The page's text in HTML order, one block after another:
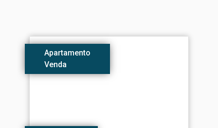
Apartamento
Venda